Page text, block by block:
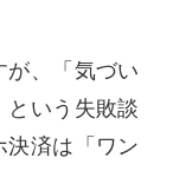
が、「気づい
という失敗談
決済は「ワン